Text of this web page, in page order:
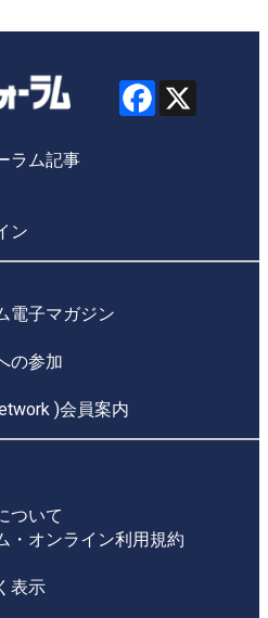
ラム記事
ン
電子マガジン
の参加
)会員案内
ついて
・オンライン利用規約
表示